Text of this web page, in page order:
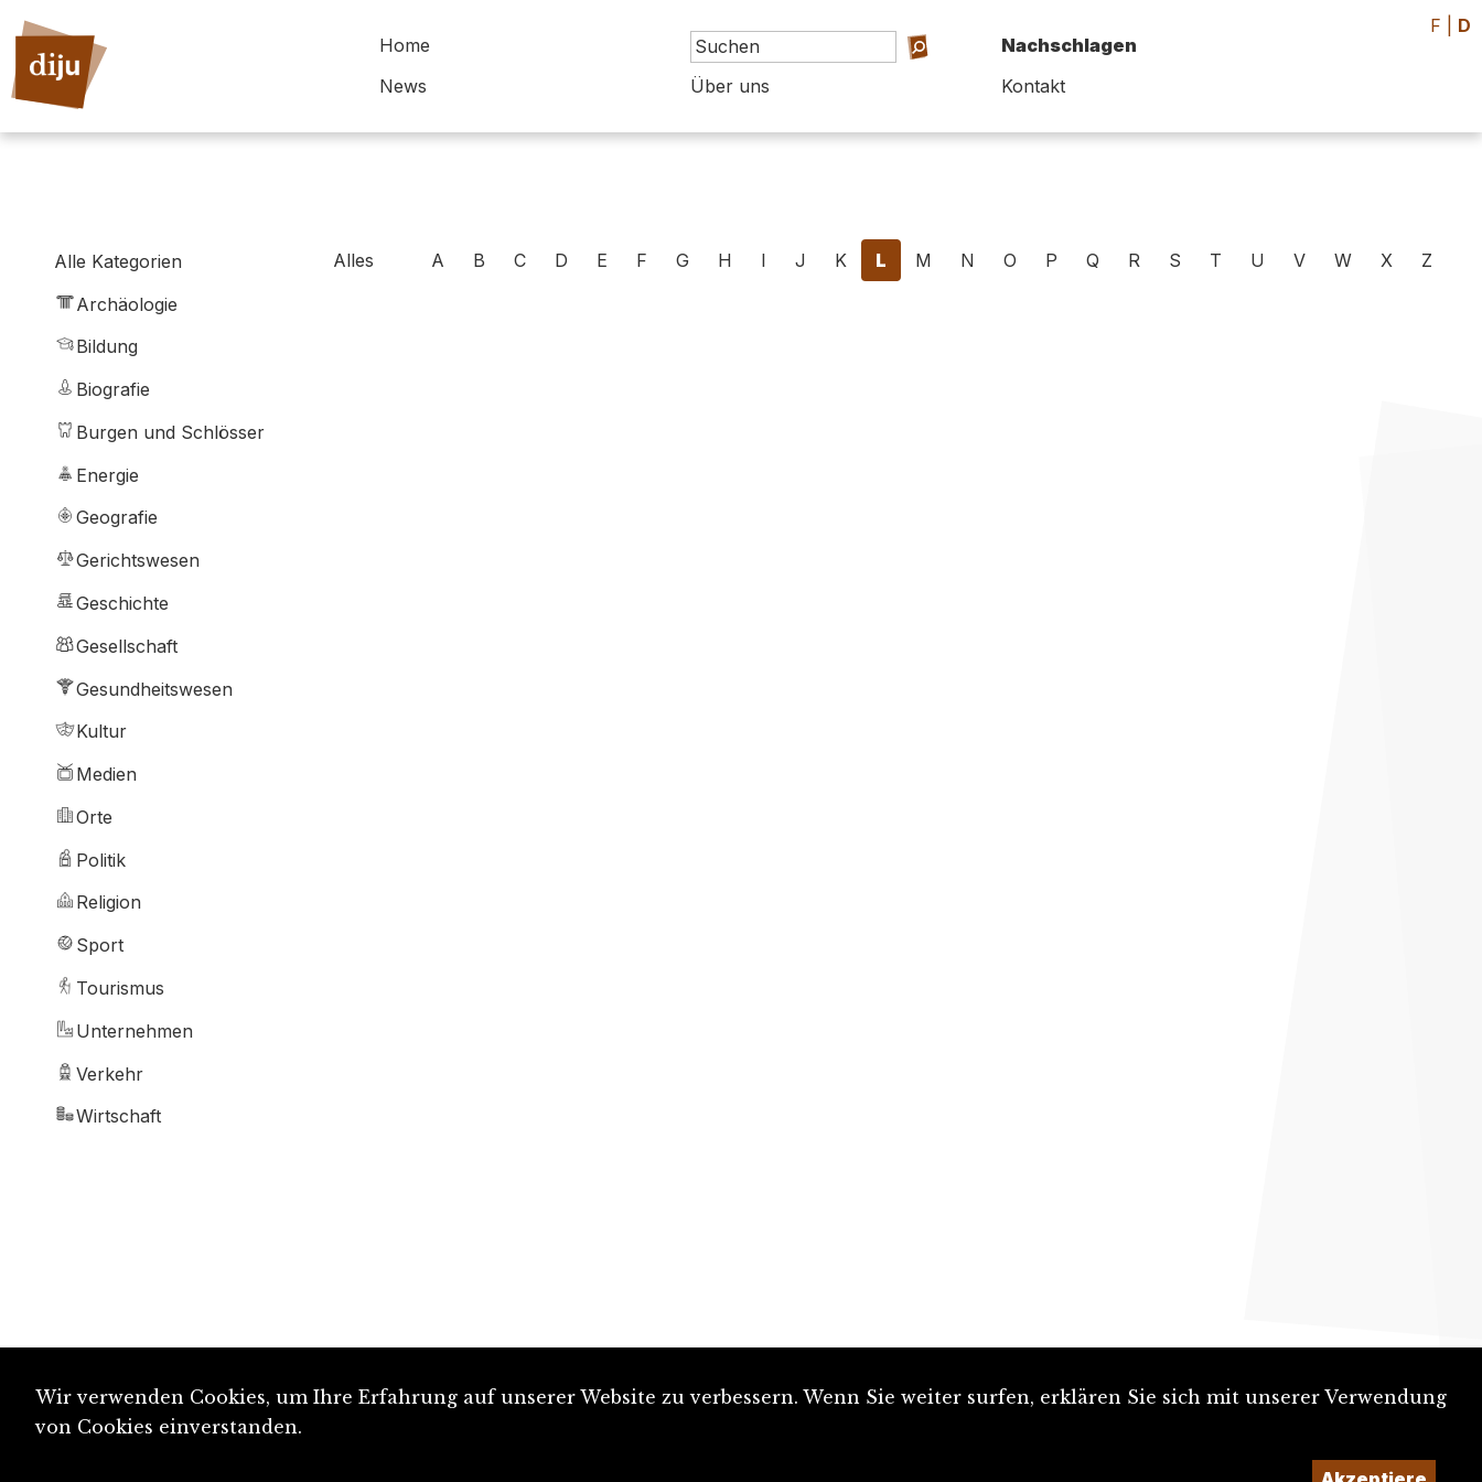
Home
Nachschlagen
News
Über uns Kontakt
F D
Alle Kategorien
Archäologie
Bildung
Biografie
Burgen und Schlösser
Energie
Geografie
Gerichtswesen
Geschichte
Gesellschaft
Gesundheitswesen
Kultur
Medien
Orte
Politik
Religion
Sport
Tourismus
Unternehmen
Verkehr
Wirtschaft
Alles A B C D E F G H I J K L M N O P Q R S T U V W X Z
Wir verwenden Cookies, um Ihre Erfahrung auf unserer Website zu verbessern. Wenn Sie weiter surfen, erklären Sie sich mit unserer Verwendung
von Cookies einverstanden.